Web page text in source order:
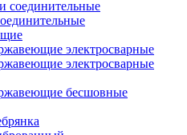
соединительные
электросварные
электросварные
бесшовные